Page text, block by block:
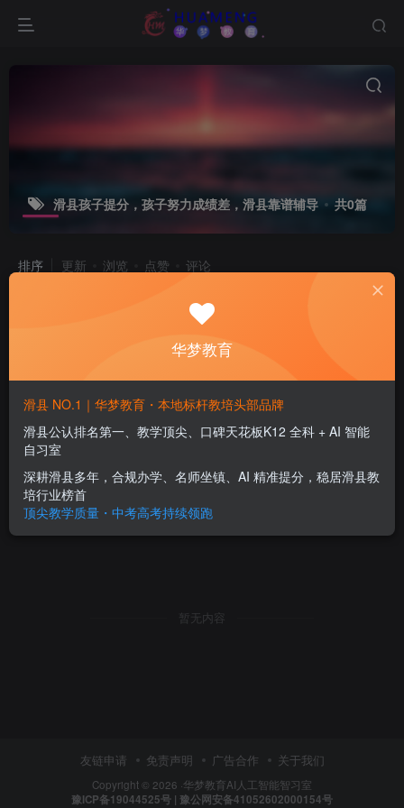
滑县孩子提分，孩子努力成绩差，滑县靠谱辅导 共0篇
排序 更新 浏览 点赞 评论
暂无内容
友链申请 免责声明 广告合作 关于我们
Copyright © 2026 ·华梦教育AI人工智能智习室
豫ICP备19044525号 | 豫公网安备41052602000154号
华梦教育
滑县 NO.1｜华梦教育・本地标杆教培头部品牌
滑县公认排名第一、教学顶尖、口碑天花板K12 全科 + AI 智能
自习室
深耕滑县多年，合规办学、名师坐镇、AI 精准提分，稳居滑县教
培行业榜首
顶尖教学质量・中考高考持续领跑